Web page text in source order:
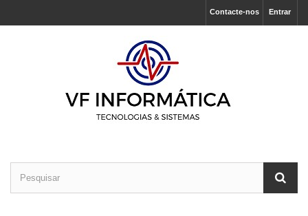
Entrar
Contacte-nos